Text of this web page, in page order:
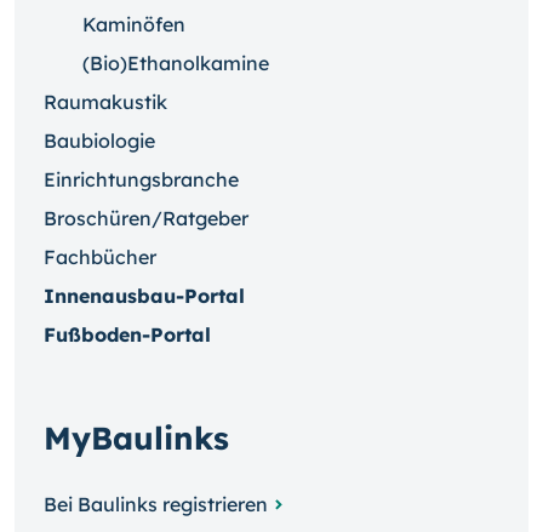
Kaminöfen
(Bio)Ethanolkamine
Raumakustik
Baubiologie
Einrichtungsbranche
Broschüren/Ratgeber
Fachbücher
Innenausbau-Portal
Fußboden-Portal
MyBaulinks
Bei Baulinks registrieren